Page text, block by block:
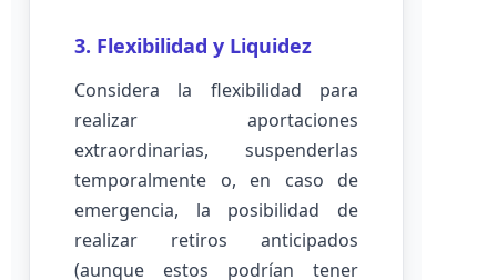
3. Flexibilidad y Liquidez
Considera la flexibilidad para
realizar aportaciones
extraordinarias, suspenderlas
temporalmente o, en caso de
emergencia, la posibilidad de
realizar retiros anticipados
(aunque estos podrían tener